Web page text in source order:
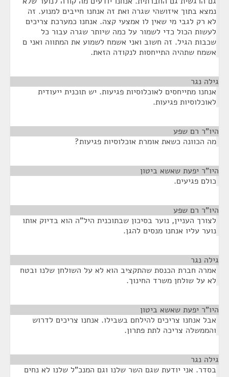
נמצא בתוך איזושהי שגרה ואת זה אנחנו חייבים למנוע. זה
לא רק לגבי מי שאין לו אמצעי קצה. אנחנו כמערכת צריכים
לעשות הכול כדי לשמור על כמה שיותר שגרה עבור כל
שכבות הגיל. זה חשוב ואני אשמח לשמוע את המתווה ואני ם
אשמח שתהיה התייחסות לנקודה הזאת.
גילה נגר
אנחנו מתייחסים לאוכלוסיות פגיעות. יש תוכנית ייעודית
לאוכלוסיות פגיעות.
היו"ר רם שפע
מה הכוונה כשאת אומרת אוכלוסיות פגיעות?
היו"ר יפעת שאשא ביטון
כולם פגיעים.
היו"ר רם שפע
לצורך העניין, נוער בסיכון שבתוכנית היל"ה הוא בדיוק אותו
נוער עליו אנחנו מנסים להגן.
גילה נגר
אמרה חברת הכנסת שהתקציב הוא לא על השולחן שלנו ובטח
לא על שולחן משרד החינוך.
היו"ר יפעת שאשא ביטון
אבל אנחנו צריכים להילחם בשבילו. אנחנו צריכים לדרוש
והממשלה צריכה לתת פתרון.
גילה נגר
בסדר. אני יודעת שגם השר שלנו וגם המנכ"ל שלנו לא נחים